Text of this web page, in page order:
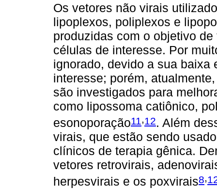
Os vetores não virais
lipoplexos, poliplexos e
produzidas com o objetivo
células de interesse. Por
ignorado, devido a sua baixa
interesse; porém,
são investigados para
como lipossoma catiônico,
esonoporação11 12. Além
virais, que estão sendo
clínicos de terapia gênica.
vetores retrovirais,
herpesvirais e os poxvirais8,